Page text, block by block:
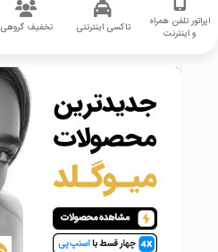
اپراتور تلفن همراه
و اینترنت
تاکسی اینترنتی تخفیف گروهی